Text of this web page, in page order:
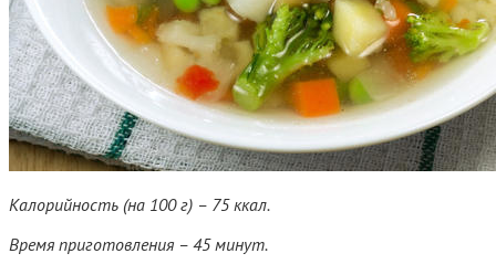
Калорийность (на 100 г) – 75 ккал.
Время приготовления – 45 минут.